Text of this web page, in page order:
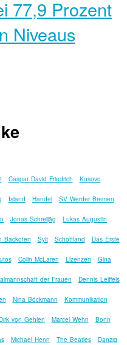
77,9 Prozent
Niveaus
Caspar David Friedrich Kosovo
Island Handel SV Werder Bremen
Jonas Schreijäg Lukas Augustin
Backofen Sylt Schottland Das Erste
Colin McLaren Lizenzen Gina
der Frauen Dennis Leiffels
Nina Böckmann Kommunikation
von Gehlen Marcel Wehn Bonn
Michael Henn The Beatles Danzig